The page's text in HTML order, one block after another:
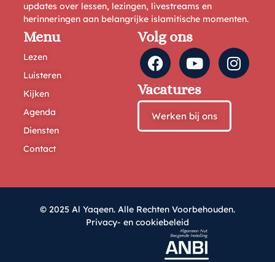
updates over lessen, lezingen, livestreams en
herinneringen aan belangrijke islamitische momenten.
Menu
Lezen
Luisteren
Kijken
Agenda
Diensten
Contact
Volg ons
Vacatures
Werken bij ons
© 2025 Al Yaqeen. Alle Rechten Voorbehouden.
Privacy- en cookiebeleid